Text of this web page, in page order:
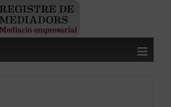
≡